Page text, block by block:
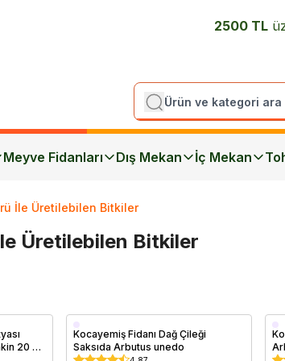
2500 TL
Meyve Fidanları Dış Mekan İç Mekan
İle Üretilebilen Bitkiler
Üretilebilen Bitkiler
20 40
Saksıda
Kocayemiş Fidanı Dağ Çileği
Saksıda Arbutus unedo